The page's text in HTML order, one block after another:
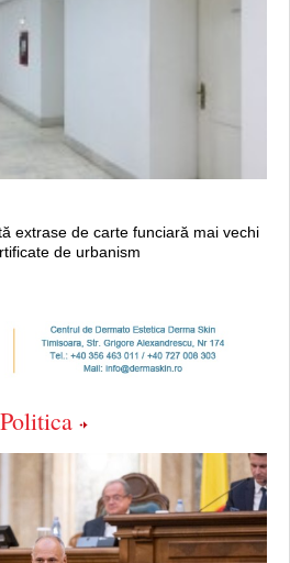
extrase de carte funciară mai vechi
de urbanism
Politica